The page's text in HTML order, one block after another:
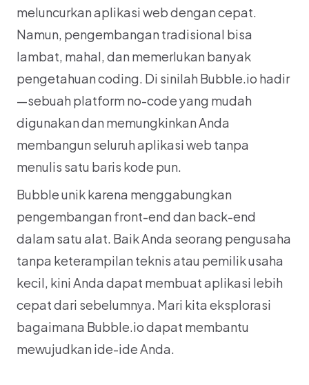
meluncurkan aplikasi web dengan cepat.
Namun, pengembangan tradisional bisa
lambat, mahal, dan memerlukan banyak
pengetahuan coding. Di sinilah Bubble.io hadir
—sebuah platform no-code yang mudah
digunakan dan memungkinkan Anda
membangun seluruh aplikasi web tanpa
menulis satu baris kode pun.
Bubble unik karena menggabungkan
pengembangan front-end dan back-end
dalam satu alat. Baik Anda seorang pengusaha
tanpa keterampilan teknis atau pemilik usaha
kecil, kini Anda dapat membuat aplikasi lebih
cepat dari sebelumnya. Mari kita eksplorasi
bagaimana Bubble.io dapat membantu
mewujudkan ide-ide Anda.